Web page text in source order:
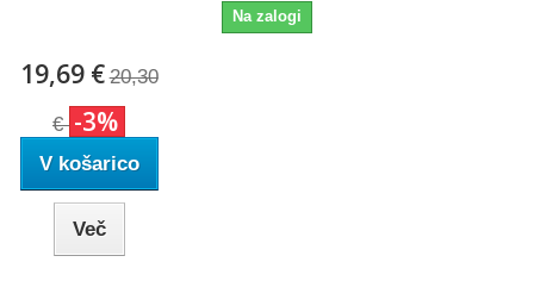
Na zalogi
19,69 € 20,30
€ -3%
V košarico
Več